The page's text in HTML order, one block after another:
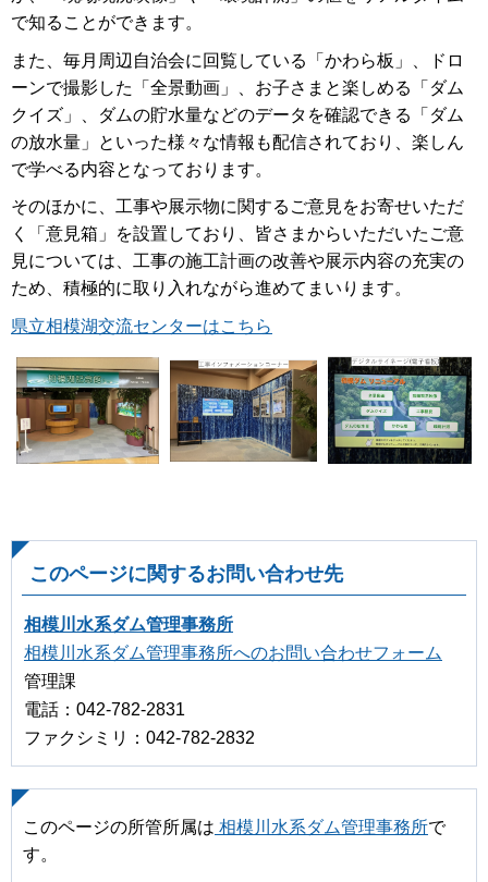
で知ることができます。
また、毎月周辺自治会に回覧している「かわら板」、ドロ
ーンで撮影した「全景動画」、お子さまと楽しめる「ダム
クイズ」、ダムの貯水量などのデータを確認できる「ダム
の放水量」といった様々な情報も配信されており、楽しん
で学べる内容となっております。
そのほかに、工事や展示物に関するご意見をお寄せいただ
く「意見箱」を設置しており、皆さまからいただいたご意
見については、工事の施工計画の改善や展示内容の充実の
ため、積極的に取り入れながら進めてまいります。
県立相模湖交流センターはこちら
このページに関するお問い合わせ先
相模川水系ダム管理事務所
相模川水系ダム管理事務所へのお問い合わせフォーム
管理課
電話：042-782-2831
ファクシミリ：042-782-2832
このページの所管所属は 相模川水系ダム管理事務所で
す。